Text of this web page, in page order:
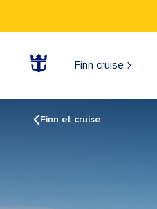
Finn cruise
Finn et cruise